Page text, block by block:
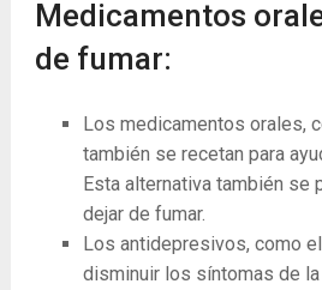
Medicamentos
de fumar:
Los medicamentos orales,
también se recetan para
Esta alternativa también se
dejar de fumar.
Los antidepresivos, como
disminuir los síntomas de